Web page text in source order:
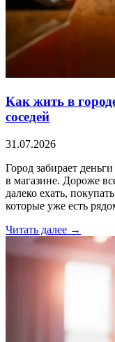
Как жить в
соседей
31.07.2026
Город забирает
в магазине. Дороже
далеко ехать,
которые уже есть
Читать далее →